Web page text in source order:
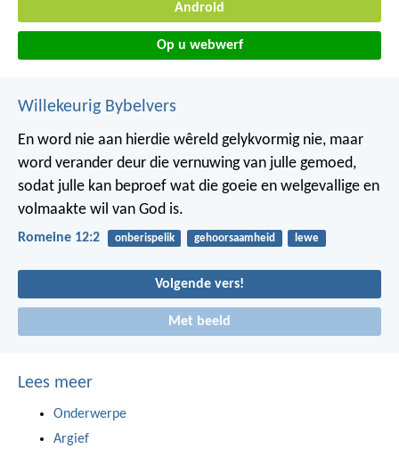
Android
Op u webwerf
Willekeurig Bybelvers
En word nie aan hierdie wêreld gelykvormig nie, maar
word verander deur die vernuwing van julle gemoed,
sodat julle kan beproef wat die goeie en welgevallige en
volmaakte wil van God is.
Romeine 12:2 onberispelik gehoorsaamheid lewe
Volgende vers!
Met beeld
Lees meer
Onderwerpe
Argief